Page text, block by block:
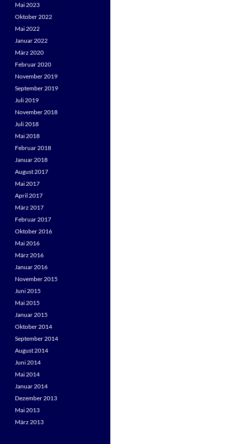
Mai 2023
Oktober 2022
Mai 2022
Januar 2022
März 2020
Februar 2020
November 2019
September 2019
Juli 2019
November 2018
Juli 2018
Mai 2018
Februar 2018
Januar 2018
August 2017
Mai 2017
April 2017
März 2017
Februar 2017
Oktober 2016
Mai 2016
März 2016
Januar 2016
November 2015
Juni 2015
Mai 2015
Januar 2015
Oktober 2014
September 2014
August 2014
Juni 2014
Mai 2014
Januar 2014
Dezember 2013
Mai 2013
März 2013